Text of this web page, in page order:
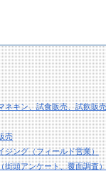
ネキン、試食販売、試飲販
売
ジング（フィールド営業）
街頭アンケート、覆面調査）